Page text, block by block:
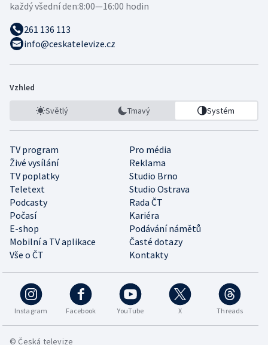
každý všední den:8:00—16:00 hodin
261 136 113
info@ceskatelevize.cz
Vzhled
Světlý Tmavý Systém
TV program
Pro média
Živé vysílání
Reklama
TV poplatky
Studio Brno
Teletext
Studio Ostrava
Podcasty
Rada ČT
Počasí
Kariéra
E-shop
Podávání námětů
Mobilní a TV aplikace
Časté dotazy
Vše o ČT
Kontakty
Instagram Facebook YouTube X Threads
© Česká televize